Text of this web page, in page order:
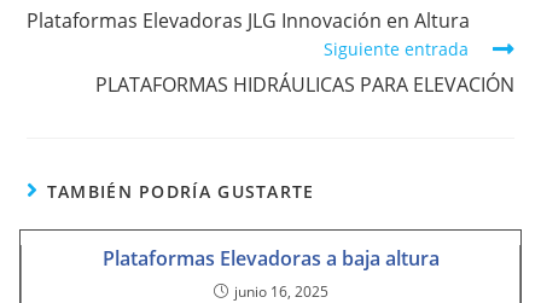
Plataformas Elevadoras JLG Innovación en Altura
Siguiente entrada
PLATAFORMAS HIDRÁULICAS PARA ELEVACIÓN
TAMBIÉN PODRÍA GUSTARTE
Plataformas Elevadoras a baja altura
junio 16, 2025